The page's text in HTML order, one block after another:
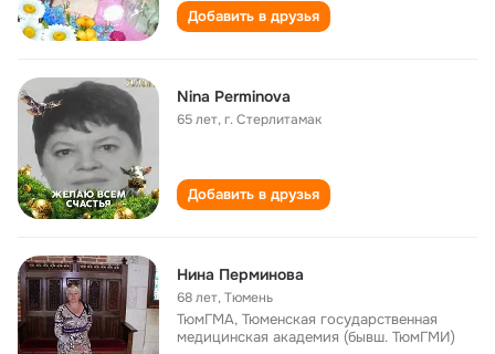
Добавить в друзья
Nina Perminova
65 лет,г. Стерлитамак
Добавить в друзья
Нина Перминова
68 лет,Тюмень
ТюмГМА, Тюменская государственная
медицинская академия (бывш. ТюмГМИ)